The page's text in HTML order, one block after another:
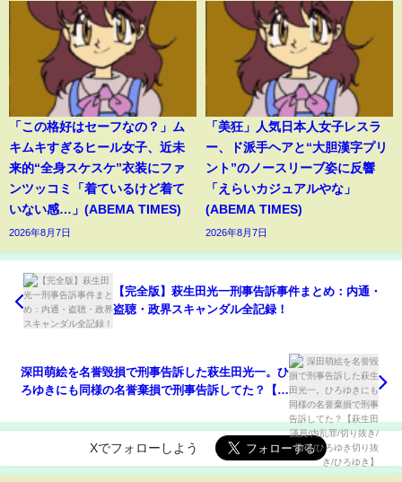
「この格好はセーフなの？」ム
キムキすぎるヒール女子、近未
来的“全身スケスケ”衣装にファ
ンツッコミ「着ているけど着て
いない感…」(ABEMA TIMES)
2026年8月7日
「美狂」人気日本人女子レスラ
ー、ド派手ヘアと“大胆漢字プリ
ント”のノースリーブ姿に反響
「えらいカジュアルやな」
(ABEMA TIMES)
2026年8月7日
【完全版】萩生田光一刑事告訴事件まとめ：内通・
盗聴・政界スキャンダル全記録！
深田萌絵を名誉毀損で刑事告訴した萩生田光一。ひ
ろゆきにも同様の名誉棄損で刑事告訴してた？【萩
ろゆき】
Xでフォローしよう